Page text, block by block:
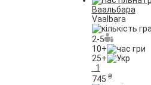
Ваальбара
Vaalbara
2-5
10+
25+
1
745 ₴